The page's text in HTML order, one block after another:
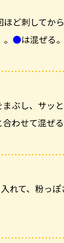
ど刺してか
●は混ぜる。
ぶし、サッ
合わせて混ぜる
れて、粉っ